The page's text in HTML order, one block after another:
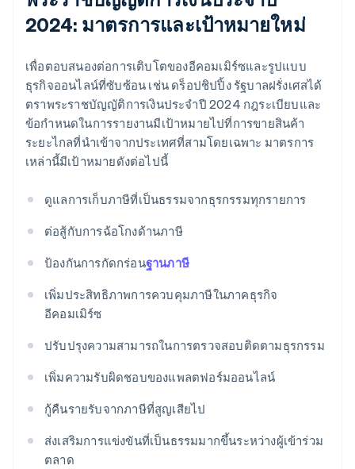
2024: มาตรการและเป้าหมายใหม่
เพื่อตอบสนองต่อการเติบโตของอีคอมเมิร์ซและรูปแบบ
ธุรกิจออนไลน์ที่ซับซ้อน เช่น ดร็อปชิปปิ้ง รัฐบาลฝรั่งเศสได้
ตราพระราชบัญญัติการเงินประจำปี 2024 กฎระเบียบและ
ข้อกำหนดในการรายงานมีเป้าหมายไปที่การขายสินค้า
ระยะไกลที่นำเข้าจากประเทศที่สามโดยเฉพาะ มาตรการ
เหล่านี้มีเป้าหมายดังต่อไปนี้
ดูแลการเก็บภาษีที่เป็นธรรมจากธุรกรรมทุกรายการ
ต่อสู้กับการฉ้อโกงด้านภาษี
ป้องกันการกัดกร่อนฐานภาษี
เพิ่มประสิทธิภาพการควบคุมภาษีในภาคธุรกิจ
อีคอมเมิร์ซ
ปรับปรุงความสามารถในการตรวจสอบติดตามธุรกรรม
เพิ่มความรับผิดชอบของแพลตฟอร์มออนไลน์
กู้คืนรายรับจากภาษีที่สูญเสียไป
ส่งเสริมการแข่งขันที่เป็นธรรมมากขึ้นระหว่างผู้เข้าร่วม
ตลาด